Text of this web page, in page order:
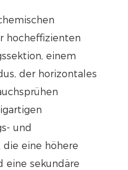
hocheffizienten
einem
der horizontales
und
eine höhere
eine sekundäre